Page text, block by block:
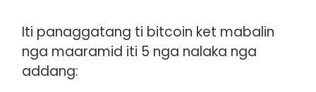
Iti panaggatang ti bitcoin ket mabalin
nga maaramid iti 5 nga nalaka nga
addang: